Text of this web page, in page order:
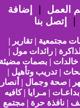
العمل
إضافة
إتصل بنا
مجتمعية | تقارير |
| رائدات مول |
| بصمات مضيئة
| تدريب وتأهيل |
| صحة وجمال | أنصار
| مـرايا | كافيه
| نافذة حرة | مجتمع